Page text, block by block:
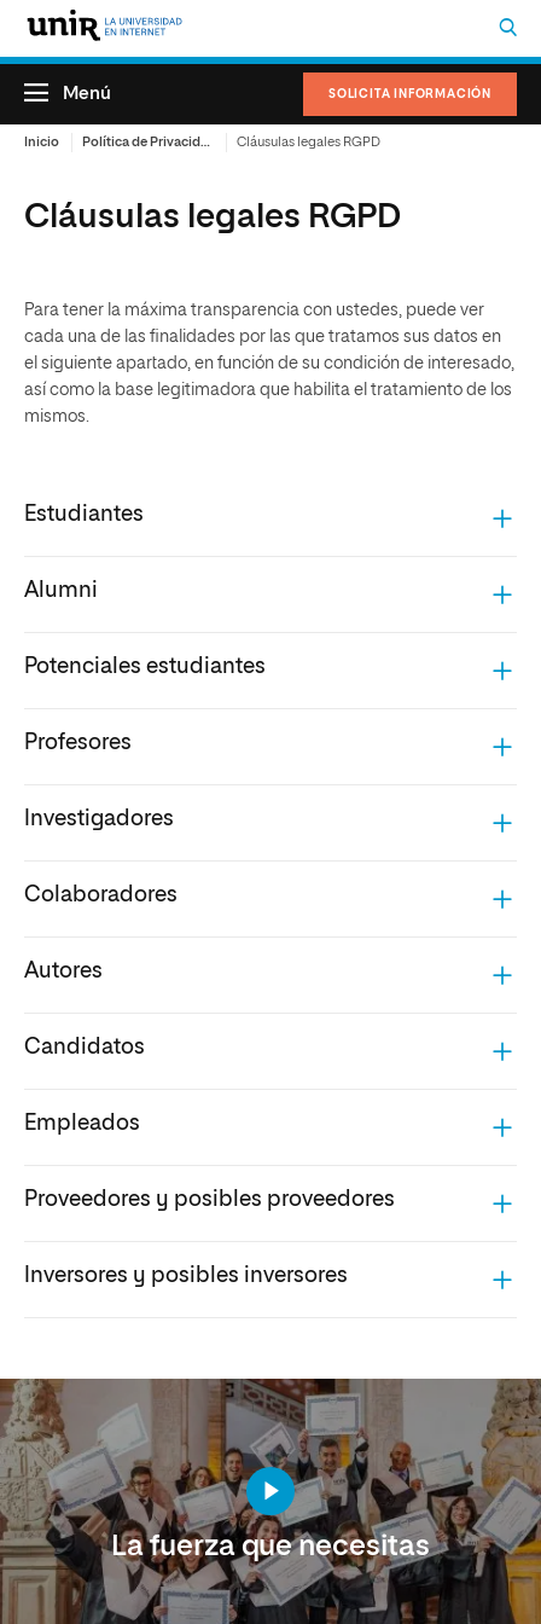
SOLICITA INFORMACIÓN
Menú
Inicio Cláusulas legales RGPD
Cláusulas legales RGPD
Para tener la máxima transparencia con ustedes, puede ver
cada una de las finalidades por las que tratamos sus datos en
el siguiente apartado, en función de su condición de interesado,
así como la base legitimadora que habilita el tratamiento de los
mismos.
Estudiantes
Alumni
Potenciales estudiantes
Profesores
Investigadores
Colaboradores
Autores
Candidatos
Empleados
Proveedores y posibles proveedores
Inversores y posibles inversores
La fuerza que necesitas